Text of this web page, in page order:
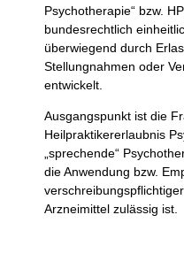
Psychotherapie“ bzw.
bundesrechtlich
überwiegend durch
Stellungnahmen oder
entwickelt.
Ausgangspunkt ist die
Heilpraktikererlaubnis
„sprechende“
die Anwendung bzw.
Arzneimittel zulässig ist.